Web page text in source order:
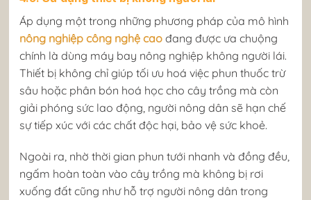
Áp dụng một trong những phương pháp của mô hình
nông nghiệp công nghệ cao đang được ưa chuộng
chính là dùng máy bay nông nghiệp không người lái.
Thiết bị không chỉ giúp tối ưu hoá việc phun thuốc trừ
sâu hoặc phân bón hoá học cho cây trồng mà còn
giải phóng sức lao động, người nông dân sẽ hạn chế
sự tiếp xúc với các chất độc hại, bảo vệ sức khoẻ.
Ngoài ra, nhờ thời gian phun tưới nhanh và đồng đều,
ngấm hoàn toàn vào cây trồng mà không bị rơi
xuống đất cũng như hỗ trợ người nông dân trong